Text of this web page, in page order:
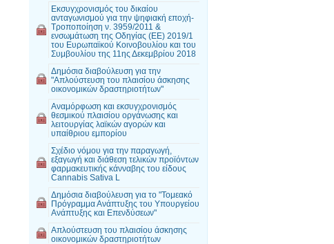
Εκσυγχρονισμός του δικαίου
ανταγωνισμού για την ψηφιακή εποχή-
Τροποποίηση ν. 3959/2011 &
ενσωμάτωση της Οδηγίας (ΕΕ) 2019/1
του Ευρωπαϊκού Κοινοβουλίου και του
Συμβουλίου της 11ης Δεκεμβρίου 2018
Δημόσια διαβούλευση για την
"Απλούστευση του πλαισίου άσκησης
οικονομικών δραστηριοτήτων"
Αναμόρφωση και εκσυγχρονισμός
θεσμικού πλαισίου οργάνωσης και
λειτουργίας λαϊκών αγορών και
υπαίθριου εμπορίου
Σχέδιο νόμου για την παραγωγή,
εξαγωγή και διάθεση τελικών προϊόντων
φαρμακευτικής κάνναβης του είδους
Cannabis Sativa L
Δημόσια διαβούλευση για το "Τομεακό
Πρόγραμμα Ανάπτυξης του Υπουργείου
Ανάπτυξης και Επενδύσεων"
Απλούστευση του πλαισίου άσκησης
οικονομικών δραστηριοτήτων